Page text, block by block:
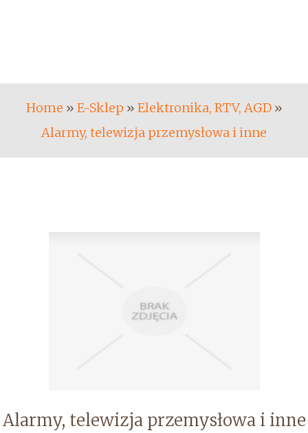
Home » E-Sklep » Elektronika, RTV, AGD»
Alarmy, telewizja przemysłowa i inne
Alarmy, telewizja przemysłowa i inne